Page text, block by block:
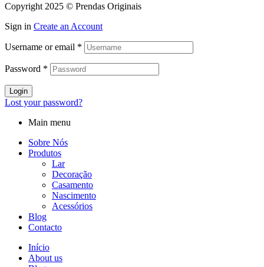
Copyright 2025 © Prendas Originais
Sign in Create an Account
Username or email *
Password *
Login
Lost your password?
Main menu
Sobre Nós
Produtos
Lar
Decoração
Casamento
Nascimento
Acessórios
Blog
Contacto
Início
About us